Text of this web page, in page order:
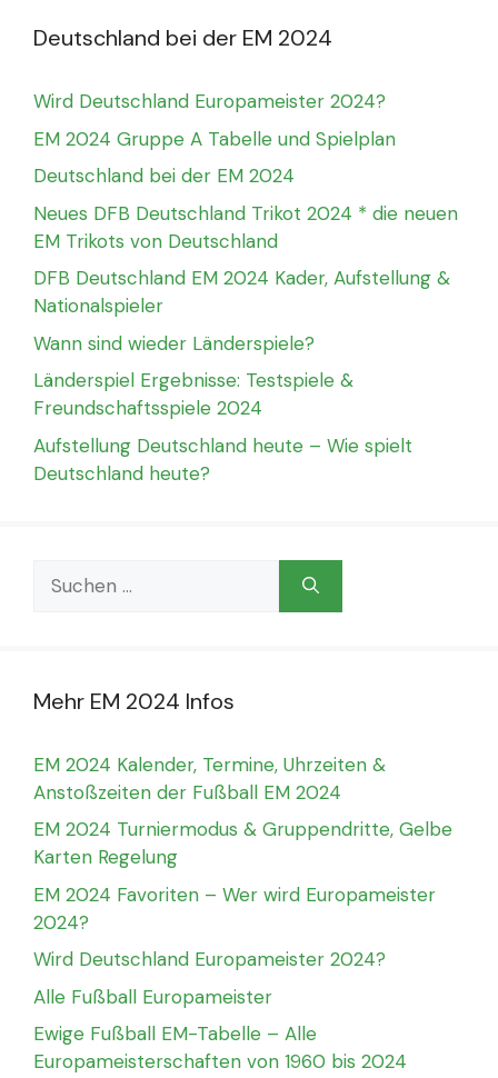
Deutschland bei der EM 2024
Wird Deutschland Europameister 2024?
EM 2024 Gruppe A Tabelle und Spielplan
Deutschland bei der EM 2024
Neues DFB Deutschland Trikot 2024 * die neuen
EM Trikots von Deutschland
DFB Deutschland EM 2024 Kader, Aufstellung &
Nationalspieler
Wann sind wieder Länderspiele?
Länderspiel Ergebnisse: Testspiele &
Freundschaftsspiele 2024
Aufstellung Deutschland heute – Wie spielt
Deutschland heute?
Suchen
nach:
Mehr EM 2024 Infos
EM 2024 Kalender, Termine, Uhrzeiten &
Anstoßzeiten der Fußball EM 2024
EM 2024 Turniermodus & Gruppendritte, Gelbe
Karten Regelung
EM 2024 Favoriten – Wer wird Europameister
2024?
Wird Deutschland Europameister 2024?
Alle Fußball Europameister
Ewige Fußball EM-Tabelle – Alle
Europameisterschaften von 1960 bis 2024